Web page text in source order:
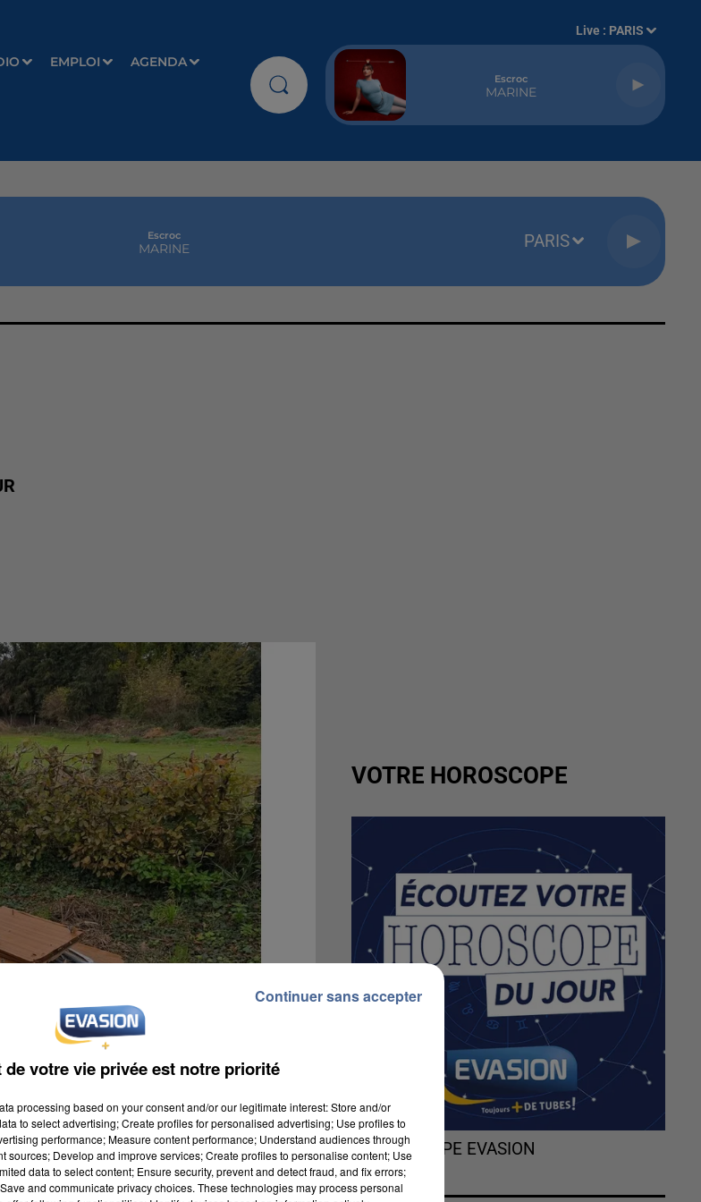
EMPLOI AGENDA
Live : PARIS
Escroc
MARINE
Escroc
MARINE PARIS
VOTRE HOROSCOPE
L'HOROSCOPE EVASION
de votre vie privée est notre priorité
processing based on your consent and/or our legitimate interest: Store and/or
to select advertising; Create profiles for personalised advertising; Use profiles to
performance; Measure content performance; Understand audiences through
sources; Develop and improve services; Create profiles to personalise content; Use
data to select content; Ensure security, prevent and detect fraud, and fix errors;
and communicate privacy choices. These technologies may process personal
Continuer sans accepter